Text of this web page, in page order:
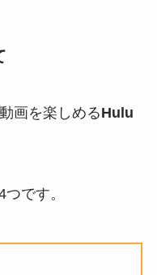
画を楽しめるHulu
です。